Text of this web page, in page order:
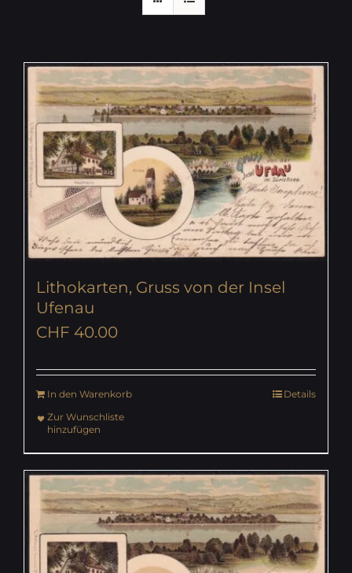
Lithokarten, Gruss von der Insel
Ufenau
CHF 40.00
In den Warenkorb
Details
Zur Wunschliste
hinzufügen